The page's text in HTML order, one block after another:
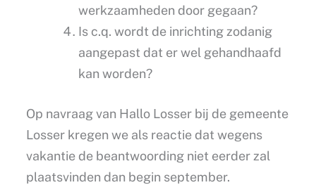
werkzaamheden door gegaan?
Is c.q. wordt de inrichting zodanig
aangepast dat er wel gehandhaafd
kan worden?
Op navraag van Hallo Losser bij de gemeente
Losser kregen we als reactie dat wegens
vakantie de beantwoording niet eerder zal
plaatsvinden dan begin september.